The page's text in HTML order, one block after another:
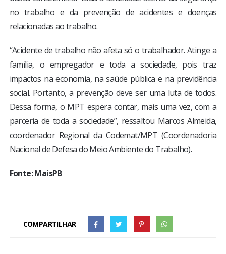
no trabalho e da prevenção de acidentes e doenças
relacionadas ao trabalho.
“Acidente de trabalho não afeta só o trabalhador. Atinge a
família, o empregador e toda a sociedade, pois traz
impactos na economia, na saúde pública e na previdência
social. Portanto, a prevenção deve ser uma luta de todos.
Dessa forma, o MPT espera contar, mais uma vez, com a
parceria de toda a sociedade”, ressaltou Marcos Almeida,
coordenador Regional da Codemat/MPT (Coordenadoria
Nacional de Defesa do Meio Ambiente do Trabalho).
Fonte: MaisPB
COMPARTILHAR